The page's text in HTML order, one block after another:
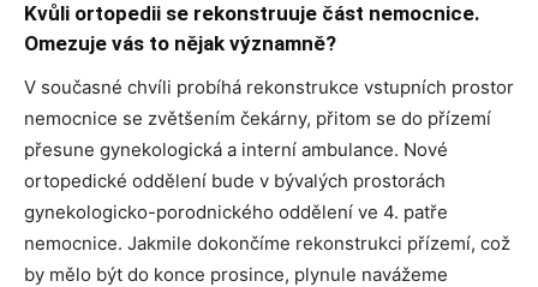
Kvůli ortopedii se rekonstruuje část nemocnice.
Omezuje vás to nějak významně?
V současné chvíli probíhá rekonstrukce vstupních prostor
nemocnice se zvětšením čekárny, přitom se do přízemí
přesune gynekologická a interní ambulance. Nové
ortopedické oddělení bude v bývalých prostorách
gynekologicko-porodnického oddělení ve 4. patře
nemocnice. Jakmile dokončíme rekonstrukci přízemí, což
by mělo být do konce prosince, plynule navážeme